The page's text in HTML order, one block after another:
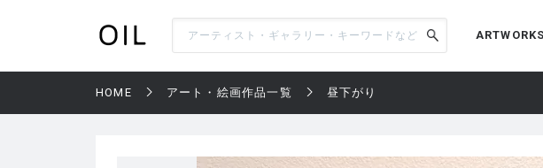
ARTWORKS
HOME アート・絵画作品一覧 昼下がり